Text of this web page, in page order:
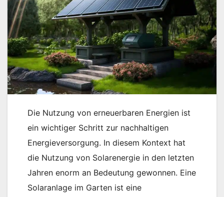
Die Nutzung von erneuerbaren Energien ist
ein wichtiger Schritt zur nachhaltigen
Energieversorgung. In diesem Kontext hat
die Nutzung von Solarenergie in den letzten
Jahren enorm an Bedeutung gewonnen. Eine
Solaranlage im Garten ist eine